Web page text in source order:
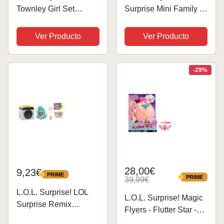
Townley Girl Set
Con Espejo 14 Brillos
De Labios, 4 Brillos
Corporales, 4 Pinceles,
Ver Producto
Surprise Mini Family -
Playset Incluye 3 Mini
Muñecas
Coleccionables y
Sorpresas - Regalo
Ver Producto
9,23€ PRIME
PRIME
L.O.L. Surprise! LOL
Surprise Remix
-29%
28,00€
39,99€ PRIME
PRIME
L.O.L. Surprise! Magic
Flyers - Flutter Star -